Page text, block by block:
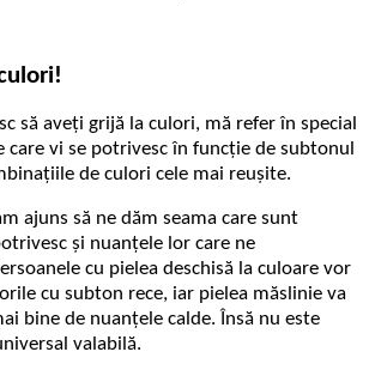
să aveți grijă la culori, mă refer în special
care vi se potrivesc în funcție de subtonul
de culori cele mai reușite.
ajuns să ne dăm seama care sunt
și nuanțele lor care ne
cu pielea deschisă la culoare vor
cu subton rece, iar pielea măslinie va
bine de nuanțele calde. Însă nu este
valabilă.